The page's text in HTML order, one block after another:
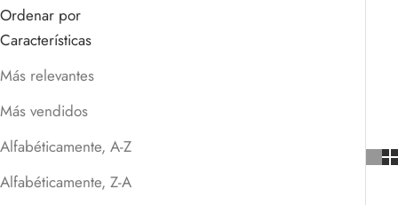
Navegar a la siguiente sección
Ordenar por
Características
Más relevantes
Más vendidos
Alfabéticamente, A-Z
Alfabéticamente, Z-A